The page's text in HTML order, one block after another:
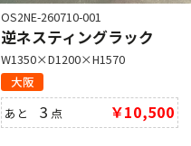
OS2NE-260710-001
逆ネスティングラック
W1350×D1200×H1570
大阪
あと3 点 ￥10,500